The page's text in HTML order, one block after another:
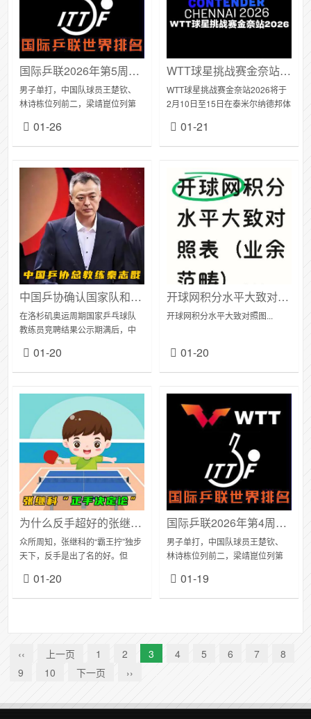
国际乒联2026年第5周世界排名
男子单打，中国队球员王楚钦、
林诗栋位列前二，梁靖崑位列第
男单冠军温瑞博排名上升7个名次
位列第24，刷新个人职业生涯排
01-26
WTT球星挑战赛金奈站2026首批参赛名单公布
WTT球星挑战赛金奈站2026将于
2月10日至15日在泰米尔纳德邦体
事冠军将获得600点世界排名积
分。报名截止时排名前五名单如
01-21
中国乒协确认国家队和青年队教练员名单
在洛杉矶奥运周期国家乒乓球队
教练员竞聘结果公示期满后，中
年队教练员名单。1月20日，总教
练秦志戬、副总教练肖战、男队
01-20
开球网积分水平大致对照图
开球网积分水平大致对照图...
01-20
为什么反手超好的张继科在直播中反复强调“正手决定论”？
众所周知，张继科的“霸王拧”独步
天下，反手是出了名的好。但
播，会发现一个有意思的现象
——他“心心念念”的永远是正手，
01-20
国际乒联2026年第4周世界排名
男子单打，中国队球员王楚钦、
林诗栋位列前二，梁靖崑位列第
冠军周启豪排名上升13个名次位
列第23；亚军温瑞博排名上升22
01-19
‹‹ 上一页 1 2 3 4 5 6 7
8
9
10 下一页 ››